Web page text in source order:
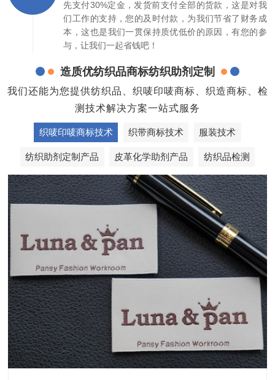
先支付30%定金，发货前支付全部的货款，这是对我
们工作的支持，您的及时付款，为我们节省了财务成
本，这也是我们一贯保持质优低价的原因，有您的参
与，让我们一起省钱吧！
造质优纺织品商标纺织助剂定制
我们还能为您提供纺织品、织唛印唛商标、织造商标、检
测技术解决方案一站式服务
织唛印唛商标技术 织带商标技术 服装技术
纺织助剂定制产品 皮革化学助剂产品 纺织品检测